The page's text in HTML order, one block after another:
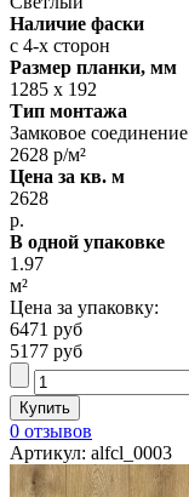
Наличие фаски
с 4-х сторон
Размер планки, мм
1285 х 192
Тип монтажа
Замковое соединение
2628 р/м²
Цена за кв. м
2628
р.
В одной упаковке
1.97
м²
Цена за упаковку:
6471 руб
5177 руб
0 отзывов
Артикул: alfcl_0003